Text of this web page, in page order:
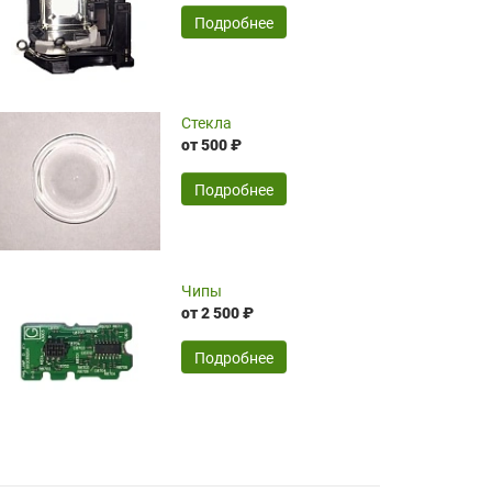
временные затраты по достаточно
оптимизированной стоимости, чему
чрезмерно благодарны!)))
SERGEY FOURSOV,24.04.2026
широкий ассортимент ламп, как оригиналов,
так и аналогов.Быстрое оформление и
передача в доставку, приемлемые цены. Мне
понравилось.
Читать полностью
16.04.2026
Подробнее
Стекла
от 500 ₽
Подробнее
Чипы
от 2 500 ₽
Подробнее